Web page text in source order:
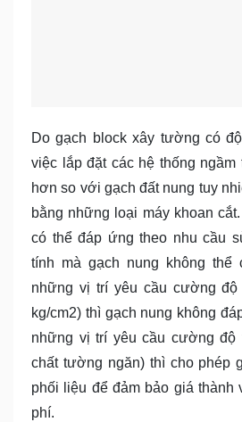
Do gạch block xây tường có
việc lắp đặt các hệ thống
hơn so với gạch đất nung tuy
bằng những loại máy khoan
có thể đáp ứng theo nhu cầu
tính mà gạch nung không
những vị trí yêu cầu cường
kg/cm2) thì gạch nung không
những vị trí yêu cầu cường độ
chất tường ngăn) thì cho phép
phối liệu để đảm bảo giá thành
phí.